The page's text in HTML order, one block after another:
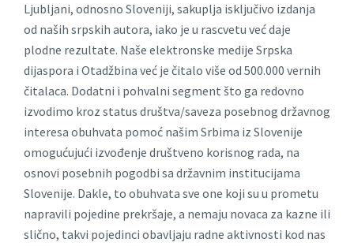
Ljubljani, odnosno Sloveniji, sakuplja isključivo izdanja
od naših srpskih autora, iako je u rascvetu već daje
plodne rezultate. Naše elektronske medije Srpska
dijaspora i Otadžbina već je čitalo više od 500.000 vernih
čitalaca. Dodatni i pohvalni segment što ga redovno
izvodimo kroz status društva/saveza posebnog državnog
interesa obuhvata pomoć našim Srbima iz Slovenije
omogućujući izvođenje društveno korisnog rada, na
osnovi posebnih pogodbi sa državnim institucijama
Slovenije. Dakle, to obuhvata sve one koji su u prometu
napravili pojedine prekršaje, a nemaju novaca za kazne ili
slično, takvi pojedinci obavljaju radne aktivnosti kod nas